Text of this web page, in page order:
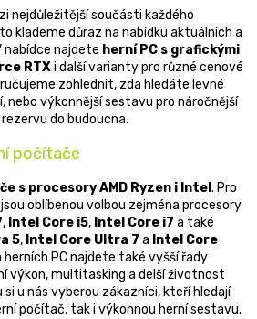
i
s
u
nejdůležitější součásti každého
klademe důraz na nabídku aktuálních a
nabídce najdete herní PC s grafickými
RTXi další varianty pro různé cenové
zohlednit, zda hledáte levné
nebo výkonnější sestavu pro náročnější
do budoucna.
počítače
s procesory AMD Ryzen i Intel . Pro
oblíbenou volbou zejména procesory
, Intel Core i5, Intel Core i7 a také
5, Intel Core Ultra 7 a Intel Core
herních PC najdete také vyšší řady
výkon, multitasking a delší životnost
u nás vyberou zákazníci, kteří hledají
počítač, tak i výkonnou herní sestavu.